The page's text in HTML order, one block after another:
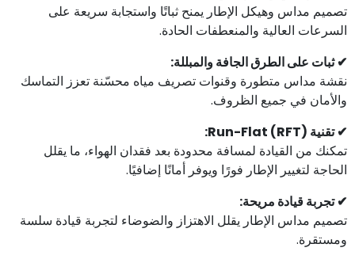
تصميم مداس وهيكل الإطار يمنح ثباتًا واستجابة سريعة على
السرعات العالية والمنعطفات الحادة.
✔ ثبات على الطرق الجافة والمبللة:
نقشة مداس متطورة وقنوات تصريف مياه محسّنة تعزز التماسك
والأمان في جميع الظروف.
✔ تقنية Run-Flat (RFT):
تمكنك من القيادة لمسافة محدودة بعد فقدان الهواء، ما يقلل
الحاجة لتغيير الإطار فورًا ويوفر أمانًا إضافيًا.
✔ تجربة قيادة مريحة:
تصميم مداس الإطار يقلل الاهتزاز والضوضاء لتجربة قيادة سلسة
ومستقرة.